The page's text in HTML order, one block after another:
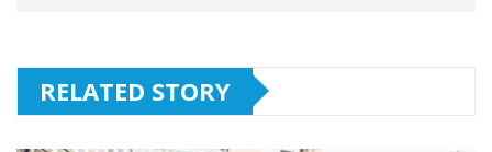
RELATED STORY